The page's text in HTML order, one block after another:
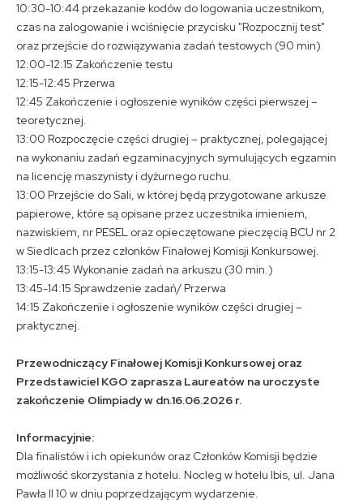
10:30-10:44 przekazanie kodów do logowania uczestnikom,
czas na zalogowanie i wciśnięcie przycisku "Rozpocznij test"
oraz przejście do rozwiązywania zadań testowych (90 min)
12:00-12:15 Zakończenie testu
12:15-12:45 Przerwa
12:45 Zakończenie i ogłoszenie wyników części pierwszej –
teoretycznej.
13:00 Rozpoczęcie części drugiej – praktycznej, polegającej
na wykonaniu zadań egzaminacyjnych symulujących egzamin
na licencję maszynisty i dyżurnego ruchu.
13:00 Przejście do Sali, w której będą przygotowane arkusze
papierowe, które są opisane przez uczestnika imieniem,
nazwiskiem, nr PESEL oraz opieczętowane pieczęcią BCU nr 2
w Siedlcach przez członków Finałowej Komisji Konkursowej.
13:15-13:45 Wykonanie zadań na arkuszu (30 min.)
13:45-14:15 Sprawdzenie zadań/ Przerwa
14:15 Zakończenie i ogłoszenie wyników części drugiej –
praktycznej.
Przewodniczący Finałowej Komisji Konkursowej oraz
Przedstawiciel KGO zaprasza Laureatów na uroczyste
zakończenie Olimpiady w dn.16.06.2026 r.
Informacyjnie:
Dla finalistów i ich opiekunów oraz Członków Komisji będzie
możliwość skorzystania z hotelu. Nocleg w hotelu Ibis, ul. Jana
Pawła II 10 w dniu poprzedzającym wydarzenie.